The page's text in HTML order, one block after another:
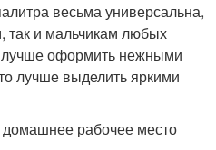
весьма универсальна,
так и мальчикам любых
лучше оформить нежными
лучше выделить яркими
рабочее место